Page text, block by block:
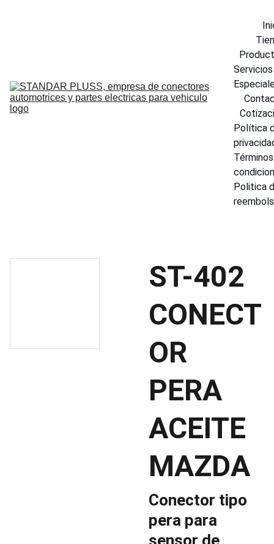
Servicios
Política
Politica
ST-402
CONECT
OR
PERA
ACEITE
MAZDA
Conector tipo
pera para
sensor de